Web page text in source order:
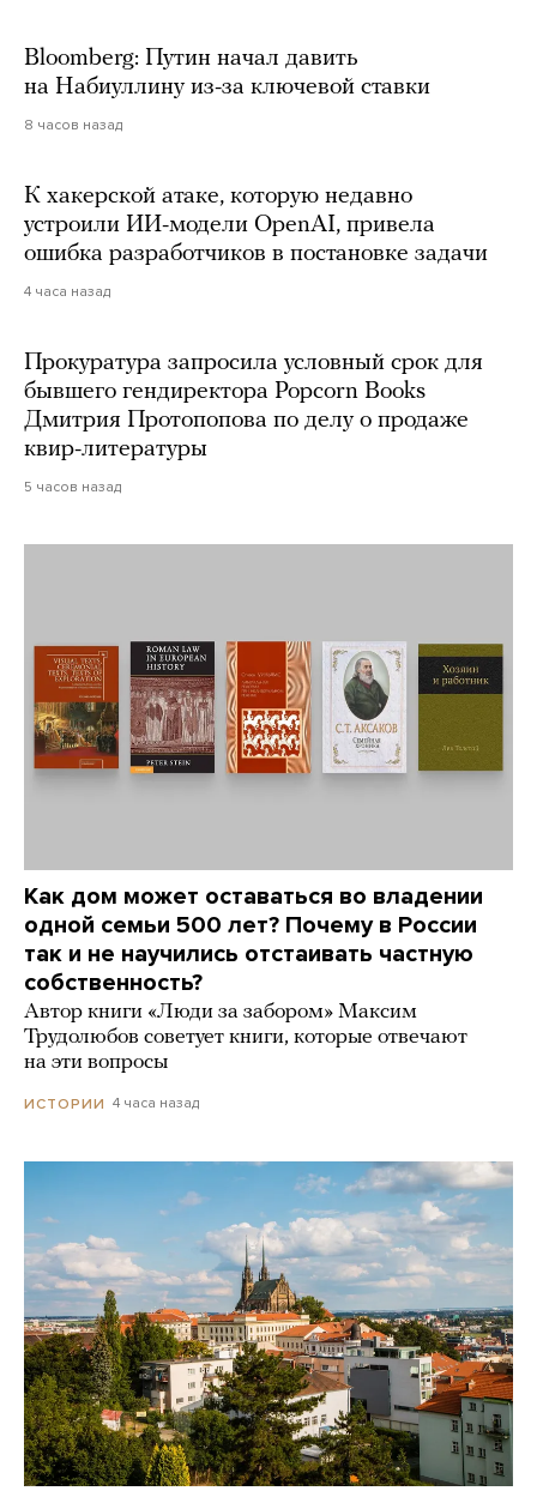
Bloomberg: Путин начал давить
на Набиуллину из-за ключевой ставки
8 часов назад
К хакерской атаке, которую недавно
устроили ИИ-модели OpenAI, привела
ошибка разработчиков в постановке задачи
4 часа назад
Прокуратура запросила условный срок для
бывшего гендиректора Popcorn Books
Дмитрия Протопопова по делу о продаже
квир-литературы
5 часов назад
Как дом может оставаться во владении
одной семьи 500 лет? Почему в России
так и не научились отстаивать частную
собственность?
Автор книги «Люди за забором» Максим
Трудолюбов советует книги, которые отвечают
на эти вопросы
ИСТОРИИ 4 часа назад